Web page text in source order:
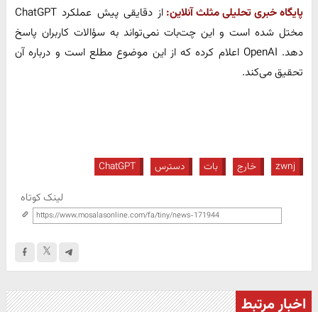
پایگاه خبری تحلیلی مثلث آنلاین:
از دقایقی پیش عملکرد ChatGPT
مختل شده است و این چت‌بات نمی‌تواند به سؤالات کاربران پاسخ
دهد. OpenAI اعلام کرده که از این موضوع مطلع است و درباره آن
تحقیق می‌کند.
zwnj خارج بات دسترس ChatGPT
لینک کوتاه
اخبار مرتبط